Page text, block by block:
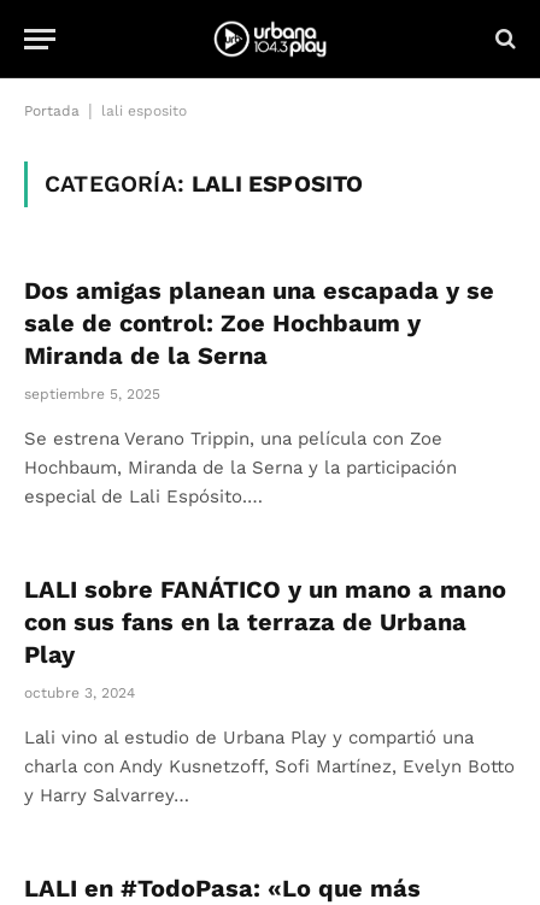
Portada lali esposito
CATEGORÍA: LALI ESPOSITO
Dos amigas planean una escapada y se
sale de control: Zoe Hochbaum y
Miranda de la Serna
septiembre 5, 2025
Se estrena Verano Trippin, una película con Zoe
Hochbaum, Miranda de la Serna y la participación
especial de Lali Espósito.…
LALI sobre FANÁTICO y un mano a mano
con sus fans en la terraza de Urbana
Play
octubre 3, 2024
Lali vino al estudio de Urbana Play y compartió una
charla con Andy Kusnetzoff, Sofi Martínez, Evelyn Botto
y Harry Salvarrey…
LALI en #TodoPasa: «Lo que más